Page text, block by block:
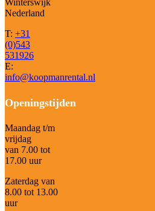
Nederland
T: +31
(0)543
531926
E:
info@koopmanrental.nl
Openingstijden
Maandag t/m
vrijdag
van 7.00 tot
17.00 uur
Zaterdag van
8.00 tot 13.00
uur